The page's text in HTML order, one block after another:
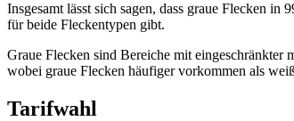
Insgesamt lässt sich sagen, dass graue Flecken
für beide Fleckentypen gibt.
Graue Flecken sind Bereiche mit eingeschränkter
wobei graue Flecken häufiger vorkommen als
Tarifwahl